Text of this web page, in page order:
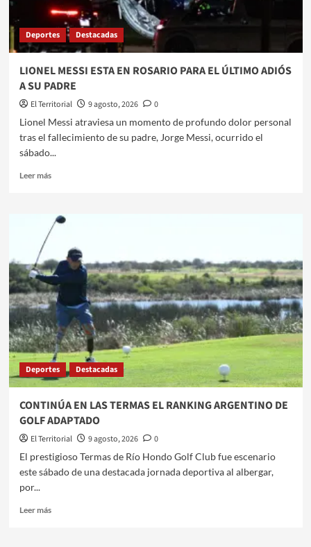
Deportes Destacadas
LIONEL MESSI ESTA EN ROSARIO PARA EL ÚLTIMO ADIÓS
A SU PADRE
El Territorial 9 agosto, 2026
0
​Lionel Messi atraviesa un momento de profundo dolor personal
tras el fallecimiento de su padre, Jorge Messi, ocurrido el
sábado...
Leer másLeer
LIONEL
MESSI
ROSARIO
PARA
EL
ÚLTIMO
ADIÓS
A
SU
PADRE
Deportes Destacadas
​CONTINÚA EN LAS TERMAS EL RANKING ARGENTINO DE
GOLF ADAPTADO
El Territorial 9 agosto, 2026
0
​​El prestigioso Termas de Río Hondo Golf Club fue escenario
este sábado de una destacada jornada deportiva al albergar,
por...
Leer másLeer